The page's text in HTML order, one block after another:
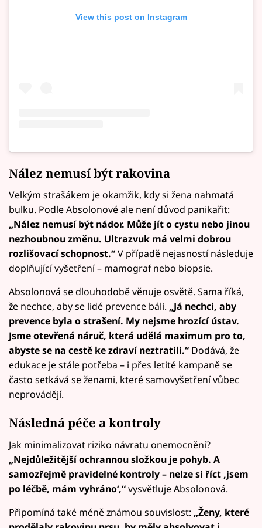
View this post on Instagram
Nález nemusí být rakovina
Velkým strašákem je okamžik, kdy si žena nahmatá
bulku. Podle Absolonové ale není důvod panikařit:
„Nález nemusí být nádor. Může jít o cystu nebo jinou
nezhoubnou změnu. Ultrazvuk má velmi dobrou
rozlišovací schopnost.“V případě nejasností následuje
doplňující vyšetření – mamograf nebo biopsie.
Absolonová se dlouhodobě věnuje osvětě. Sama říká,
že nechce, aby se lidé prevence báli. „Já nechci, aby
prevence byla o strašení. My nejsme hrozící ústav.
Jsme otevřená náruč, která udělá maximum pro to,
abyste se na cestě ke zdraví neztratili.“ Dodává, že
edukace je stále potřeba – i přes letité kampaně se
často setkává se ženami, které samovyšetření vůbec
neprovádějí.
Následná péče a kontroly
Jak minimalizovat riziko návratu onemocnění?
„Nejdůležitější ochrannou složkou je pohyb. A
samozřejmě pravidelné kontroly – nelze si říct ‚jsem
po léčbě, mám vyhráno‘,“vysvětluje Absolonová.
Připomíná také méně známou souvislost: „Ženy, které